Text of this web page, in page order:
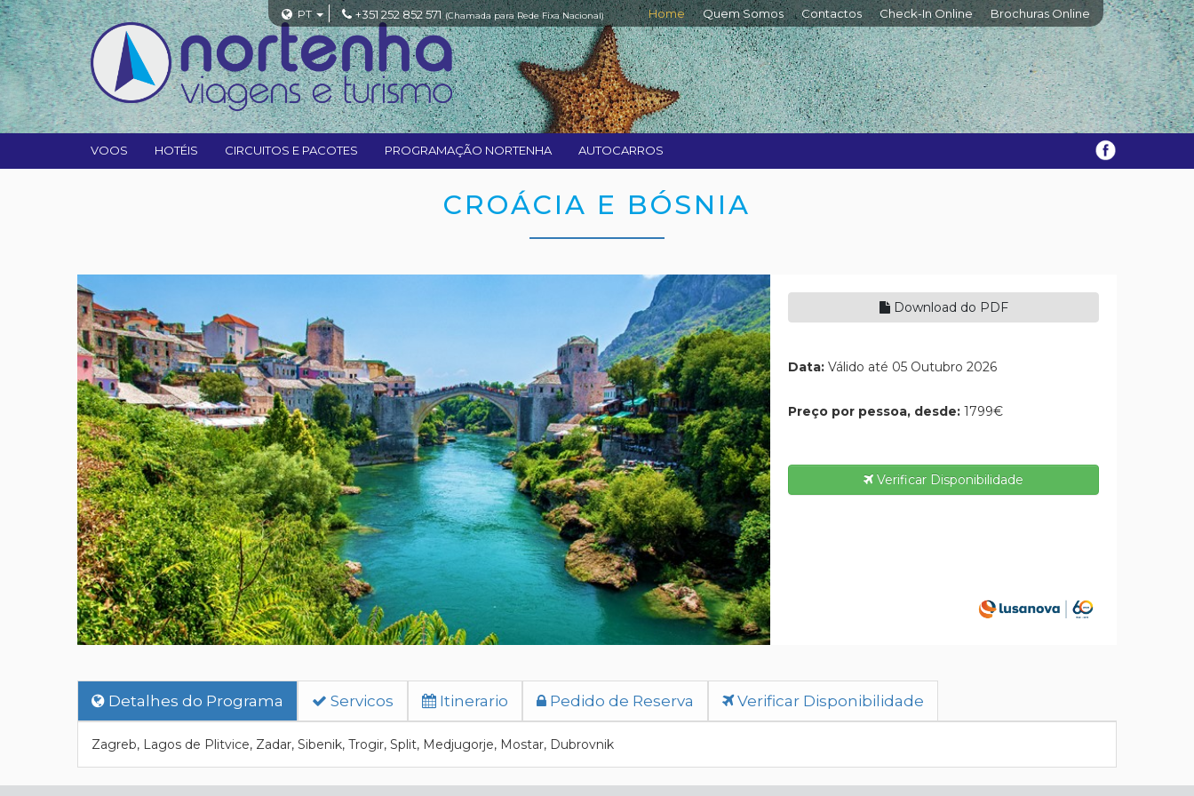
PT +351 252 852 571 (Chamada para Rede Fixa Nacional) Home Quem Somos Contactos Check-In Online Brochuras Online
VOOS HOTÉIS CIRCUITOS E PACOTES PROGRAMAÇÃO NORTENHA AUTOCARROS
CROÁCIA E BÓSNIA
Download do PDF
Data: Válido até 05 Outubro 2026
Preço por pessoa, desde: 1799€
Verificar Disponibilidade
Detalhes do Programa Servicos Itinerario Pedido de Reserva Verificar Disponibilidade
Zagreb, Lagos de Plitvice, Zadar, Sibenik, Trogir, Split, Medjugorje, Mostar, Dubrovnik